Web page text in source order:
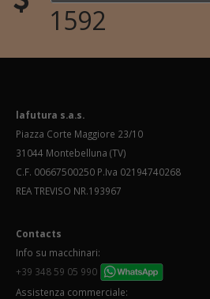
1592
lafutura s.a.s.
Piazza Corte Maggiore 23/10
31044 Montebelluna (TV)
C.F. 00667500250 P.Iva 02194740268
REA TREVISO NR.193967
Contacts
Info su macchinari:
+39 348 59 05 990
Assistenza commerciale: